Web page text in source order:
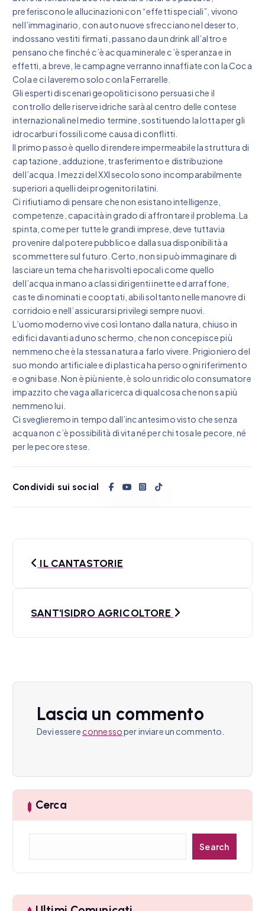
preferiscono le allucinazioni con “effetti speciali”, vivono
nell’immaginario, con auto nuove sfrecciano nel deserto,
indossano vestiti firmati, passano da un drink all’altro e
pensano che finché c’è acqua minerale c’è speranza e in
effetti, a breve, le campagne verranno innaffiate con la Coca
Cola e ci laveremo solo con la Ferrarelle.
Gli esperti di scenari geopolitici sono persuasi che il
controllo delle riserve idriche sarà al centro delle contese
internazionali nel medio termine, sostituendo la lotta per gli
idrocarburi fossili come causa di conflitti.
Il primo passo è quello di rendere impermeabile la struttura di
captazione, adduzione, trasferimento e distribuzione
dell’acqua. I mezzi del XXI secolo sono incomparabilmente
superiori a quelli dei progenitori latini.
Ci rifiutiamo di pensare che non esistano intelligenze,
competenze, capacità in grado di affrontare il problema. La
spinta, come per tutte le grandi imprese, deve tuttavia
provenire dal potere pubblico e dalla sua disponibilità a
scommettere sul futuro. Certo, non si può immaginare di
lasciare un tema che ha risvolti epocali come quello
dell’acqua in mano a classi dirigenti inette ed arraffone,
caste di nominati e cooptati, abili soltanto nelle manovre di
corridoio e nell’assicurarsi privilegi sempre nuovi.
L’uomo moderno vive così lontano dalla natura, chiuso in
edifici davanti ad uno schermo, che non concepisce più
nemmeno che è la stessa natura a farlo vivere. Prigioniero del
suo mondo artificiale e di plastica ha perso ogni riferimento
e ogni base. Non è più niente, è solo un ridicolo consumatore
impazzito che vaga alla ricerca di qualcosa che non sa più
nemmeno lui.
Ci sveglieremo in tempo dall’incantesimo visto che senza
acqua non c’è possibilità di vita né per chi tosa le pecore, né
per le pecore stese.
Condividi sui social
z
e
c
IL CANTASTORIE
SANT'ISIDRO AGRICOLTORE
Lascia un commento
Devi essereconnessoper inviare un commento.
Cerca
a
Search